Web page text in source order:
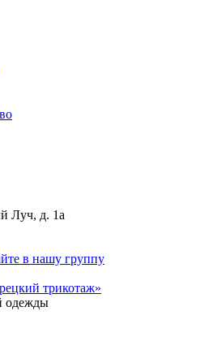
Луч, д. 1а
в нашу группу
одежды